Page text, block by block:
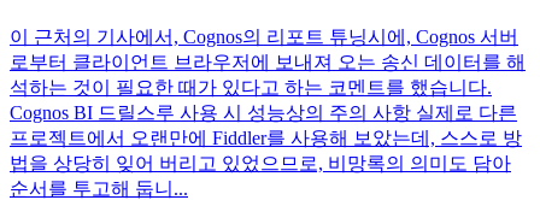
이 근처의 기사에서, Cognos의 리포트 튜닝시에, Cognos 서버
로부터 클라이언트 브라우저에 보내져 오는 송신 데이터를 해
석하는 것이 필요한 때가 있다고 하는 코멘트를 했습니다.
Cognos BI 드릴스루 사용 시 성능상의 주의 사항 실제로 다른
프로젝트에서 오랜만에 Fiddler를 사용해 보았는데, 스스로 방
법을 상당히 잊어 버리고 있었으므로, 비망록의 의미도 담아
순서를 투고해 둡니...